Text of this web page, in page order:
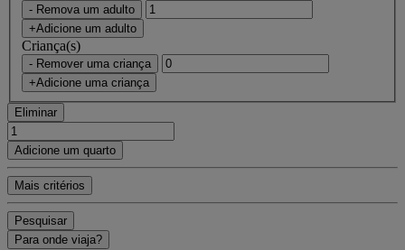
- Remova um adulto
+Adicione um adulto
Criança(s)
- Remover uma criança
+Adicione uma criança
Eliminar
Adicione um quarto
Mais critérios
Pesquisar
Para onde viaja?